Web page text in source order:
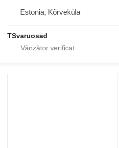
Estonia, Kõrveküla
TSvaruosad